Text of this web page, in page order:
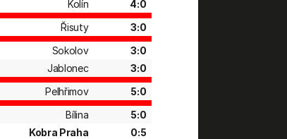
Kolín
4:0
Řisuty
3:0
Sokolov
3:0
Jablonec
3:0
Pelhřimov
5:0
Bílina
5:0
Kobra Praha
0:5